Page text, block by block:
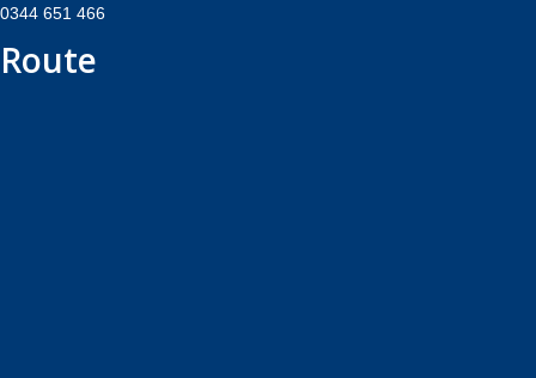
0344 651 466
Route